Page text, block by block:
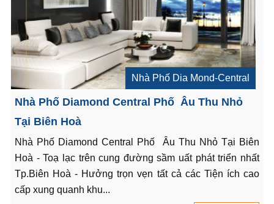
Nhà Phố Dia Mond-Central
Nhà Phố Diamond Central Phố Âu Thu Nhỏ
Tại Biên Hoà
Nhà Phố Diamond Central Phố Âu Thu Nhỏ Tại Biên
Hoà - Toạ lạc trên cung đường sầm uất phát triển nhất
Tp.Biên Hoà - Hưởng trọn vẹn tất cả các Tiện ích cao
cấp xung quanh khu...